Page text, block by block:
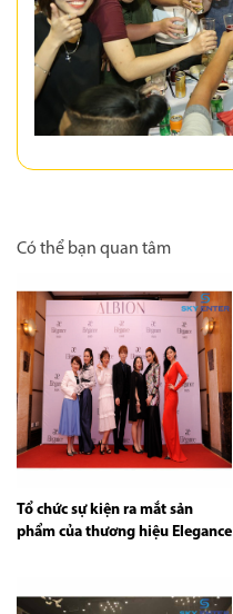
Có thể bạn quan tâm
Tổ chức sự kiện ra mắt sản
phẩm của thương hiệu Elegance